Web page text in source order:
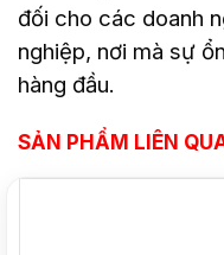
đối cho các doanh
nghiệp, nơi mà sự
hàng đầu.
SẢN PHẨM LIÊN